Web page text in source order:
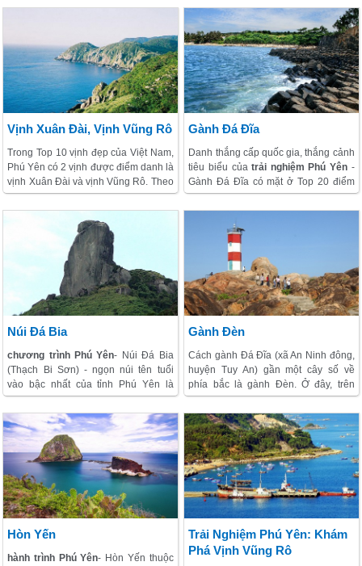
hải đăng mũi Đại Lãnh là một khối
màu xám, cao 26,5m đứng trên nền
toà nhà cao 110m (so mặt nước
biển).
những điều tuyệt đẹp trong quá khứ
và là một địa danh ngắm cảnh tuyệt
vời trên dòng sông Ba thơ mộng.
Vịnh Xuân Đài, Vịnh Vũng Rô
Trong Top 10 vịnh đẹp của Việt Nam,
Phú Yên có 2 vịnh được điểm danh là
vịnh Xuân Đài và vịnh Vũng Rô. Theo
mô tả của www.topvietnam.vn thì đây
là “những vùng vịnh đáng thưởng
lãm và khách thăm quan sẽ không
khỏi nghẹt thở bởi vẻ đẹp như những
miền cổ tích”. Trong Top này có
những “đệ nhất vịnh” như: vịnh Hạ
Long (Quảng Ninh), vịnh Lăng Cô
(Thừa Thiên - Huế), vịnh Ninh Vân,
vịnh Nha Trang, vịnh Vân Phong,
vịnh Cam Ranh (Khánh Hòa), vịnh
(Kiên Giang).
Gành Đá Đĩa
Danh thắng cấp quốc gia, thắng cảnh
tiêu biểu củatrải nghiệm Phú Yên -
Gành Đá Đĩa có mặt ở Top 20 điểm
đến được Lữ khách yêu thích nhất khi
đến Việt Nam, trong hàng trăm đề cử
cho hạng mục này như: Non thiêng
Yên Tử, Tam Đảo, Tam Cốc - Bích
Động, Phong Nha - Kẻ Bàng...
Núi Đá Bia
chương trình Phú Yên- Núi Đá Bia
(Thạch Bi Sơn) - ngọn núi tên tuổi
vào bậc nhất của tỉnh Phú Yên là
danh thắng cấp quốc gia. Trải qua
thời gian, núi Đá Bia đã in sâu trong
tâm thức bao thế hệ người dân đất
Phú. Đá Bia sừng sững giữa gió núi,
mây ngàn là chứng tích biết bao sự
kiện bi hùng của vùng đất một thời
mở cõi, dựng nước và giữ nước.
Gành Đèn
Cách gành Đá Đĩa (xã An Ninh đông,
huyện Tuy An) gần một cây số về
phía bắc là gành Đèn. Ở đây, trên
những gộp đá nhiều hình dáng và
màu sắc độc đáo có ngọn hải đăng
hai màu đỏ - trắng nhô cao, in bóng
trên nền trời xanh, báo hiệu cho tàu
thuyền ngoài khơi biết đường ra vào
cửa vịnh Xuân Đài.
Hòn Yến
hành trình Phú Yên- Hòn Yến thuộc
Trải Nghiệm Phú Yên: Khám
Phá Vịnh Vũng Rô